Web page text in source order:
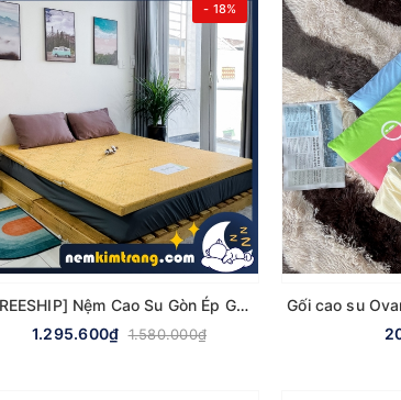
- 18%
[FREESHIP] Nệm Cao Su Gòn Ép Gấp 3 Ultra Care Vạn Thành - CHÍNH HÃNG, BẢO HÀNH 5 NĂM
1.295.600₫ 1.580.000₫